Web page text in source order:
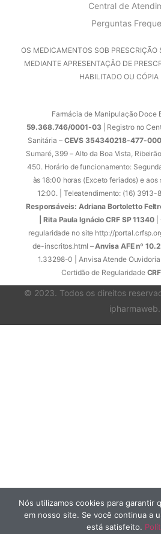
Central de
Perguntas
OS MEDICAMENTOS SOB PRESCRIÇÃO
MEDIANTE APRESENTAÇÃO DE
HABILITADO OU CÓPIA
Farmácia de Manipulação Doce
59.368.746/0001-03| Registro no
Sanitária –CEVS 354340218-477-
Sumaré, 399 – Alto da Boa Vista,
450. Horário de funcionamento:
às 18:00 horas (Exceto feriados) e
12:00. | Teleatendimento: (16) 3913-
Responsáveis: Adriana Bortoletto
| Rita Paula Ignácio CRF SP 11340
regularidade no site http://
de-inscritos.html –Anvisa AFE nº
1.33298-0 | Anvisa Atende
Certidão de Regularidade
© 2023. Todos os direitos
ipharmaweb.
Nós utilizamos cookies para garantir
em nosso site. Se você continua a
está satisfeito.